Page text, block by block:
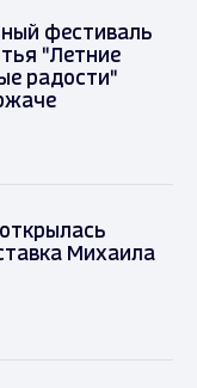
фестиваль
"Летние
радости"
Михаила